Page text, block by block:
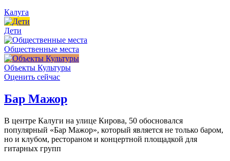
Калуга
Дети
Общественные места
Объекты Культуры
Оценить сейчас
Бар Мажор
В центре Калуги на улице Кирова, 50 обосновался
популярный «Бар Мажор», который является не только баром,
но и клубом, рестораном и концертной площадкой для
гитарных групп